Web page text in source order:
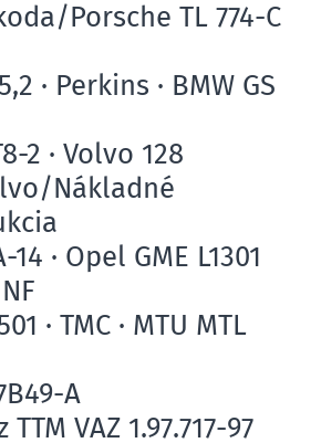
Porsche TL 774-C
· Perkins · BMW GS
2 · Volvo 128
Nákladné
14 · Opel GME L1301
· TMC · MTU MTL
A
VAZ 1.97.717-97